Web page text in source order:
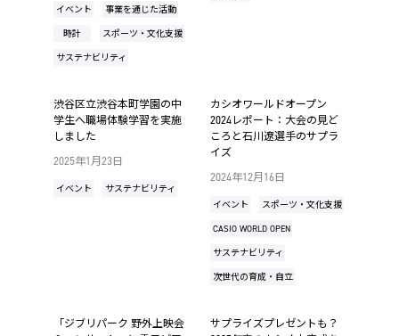
イベント 事業を通じた活動
時計 スポーツ・文化支援
サステナビリティ
2025年1月23日
イベント サステナビリティ
渋谷区立渋谷本町学園の中
学生へ職場体験学習を実施
しました
2024年12月16日
イベント スポーツ・文化支援
CASIO WORLD OPEN
サステナビリティ
次世代の育成・自立
カシオワールドオープン
2024レポート：大会の見ど
ころと石川遼選手のサプラ
イズ
「ジブリパーク 野外上映会
サプライズプレゼントも？